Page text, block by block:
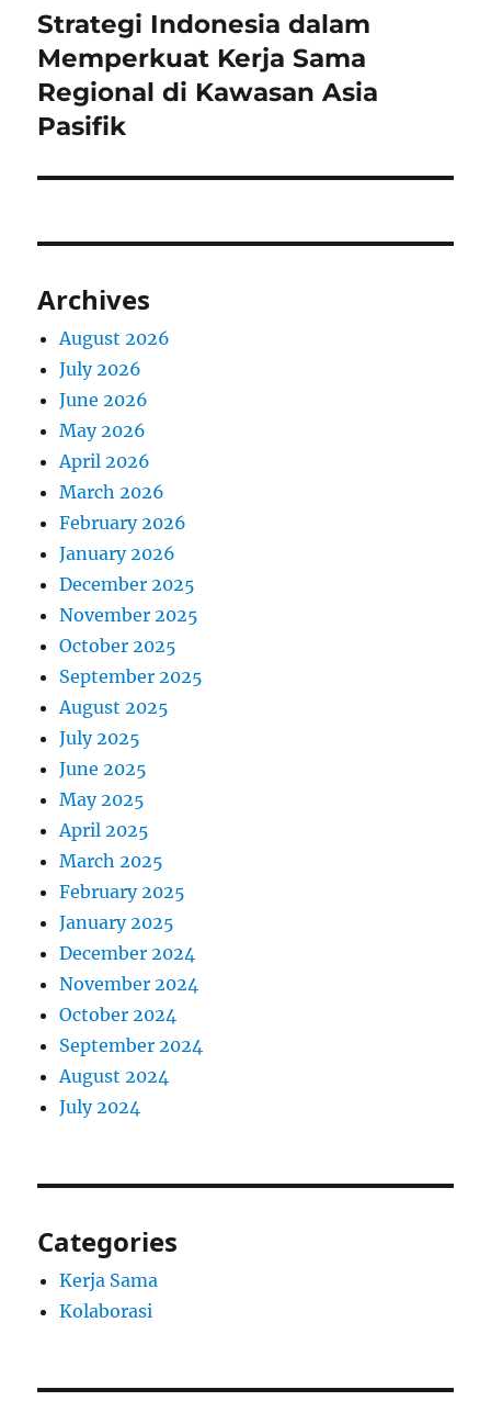
Next
post:
Strategi Indonesia dalam
Memperkuat Kerja Sama
Regional di Kawasan Asia
Pasifik
Archives
August 2026
July 2026
June 2026
May 2026
April 2026
March 2026
February 2026
January 2026
December 2025
November 2025
October 2025
September 2025
August 2025
July 2025
June 2025
May 2025
April 2025
March 2025
February 2025
January 2025
December 2024
November 2024
October 2024
September 2024
August 2024
July 2024
Categories
Kerja Sama
Kolaborasi